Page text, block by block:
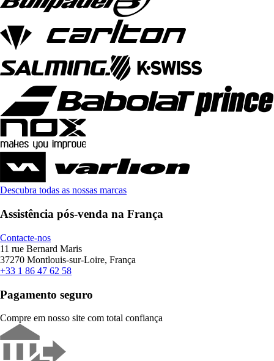
Descubra todas as nossas marcas
Assistência pós-venda na França
Contacte-nos
11 rue Bernard Maris
37270 Montlouis-sur-Loire, França
+33 1 86 47 62 58
Pagamento seguro
Compre em nosso site com total confiança